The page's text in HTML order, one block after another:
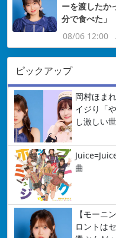
ーを渡したか
分で食べた」
08/06 12:00
ピックアップ
岡村ほま
イジり「
し激しい
曲
【モーニ
ロントは